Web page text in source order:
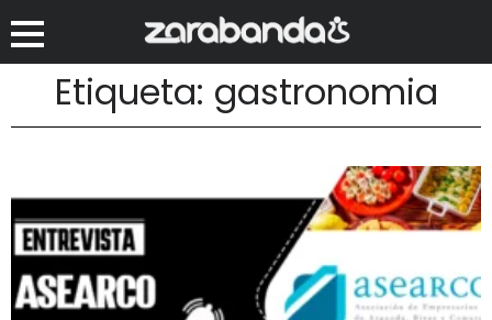
Etiqueta: gastronomia